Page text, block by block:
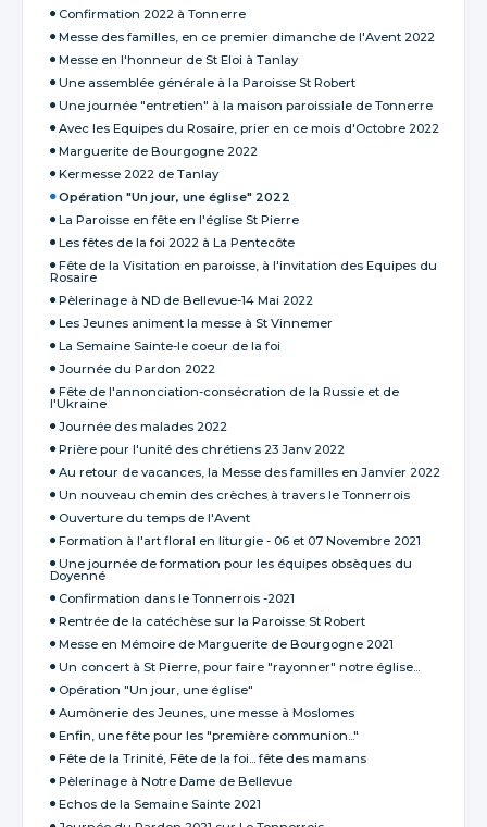
Confirmation 2022 à Tonnerre
Messe des familles, en ce premier dimanche de l'Avent 2022
Messe en l'honneur de St Eloi à Tanlay
Une assemblée générale à la Paroisse St Robert
Une journée "entretien" à la maison paroissiale de Tonnerre
Avec les Equipes du Rosaire, prier en ce mois d'Octobre 2022
Marguerite de Bourgogne 2022
Kermesse 2022 de Tanlay
Opération "Un jour, une église" 2022
La Paroisse en fête en l'église St Pierre
Les fêtes de la foi 2022 à La Pentecôte
Fête de la Visitation en paroisse, à l'invitation des Equipes du
Rosaire
Pèlerinage à ND de Bellevue-14 Mai 2022
Les Jeunes animent la messe à St Vinnemer
La Semaine Sainte-le coeur de la foi
Journée du Pardon 2022
Fête de l'annonciation-consécration de la Russie et de
l'Ukraine
Journée des malades 2022
Prière pour l'unité des chrétiens 23 Janv 2022
Au retour de vacances, la Messe des familles en Janvier 2022
Un nouveau chemin des crèches à travers le Tonnerrois
Ouverture du temps de l'Avent
Formation à l'art floral en liturgie - 06 et 07 Novembre 2021
Une journée de formation pour les équipes obsèques du
Doyenné
Confirmation dans le Tonnerrois -2021
Rentrée de la catéchèse sur la Paroisse St Robert
Messe en Mémoire de Marguerite de Bourgogne 2021
Un concert à St Pierre, pour faire "rayonner" notre église...
Opération "Un jour, une église"
Aumônerie des Jeunes, une messe à Moslomes
Enfin, une fête pour les "première communion..."
Fête de la Trinité, Fête de la foi... fête des mamans
Pèlerinage à Notre Dame de Bellevue
Echos de la Semaine Sainte 2021